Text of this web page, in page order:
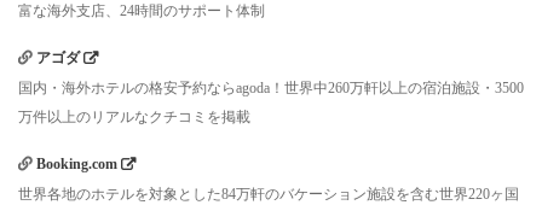
富な海外支店、24時間のサポート体制
アゴダ
国内・海外ホテルの格安予約ならagoda！世界中260万軒以上の宿泊施設・3500
万件以上のリアルなクチコミを掲載
Booking.com
世界各地のホテルを対象とした84万軒のバケーション施設を含む世界220ヶ国